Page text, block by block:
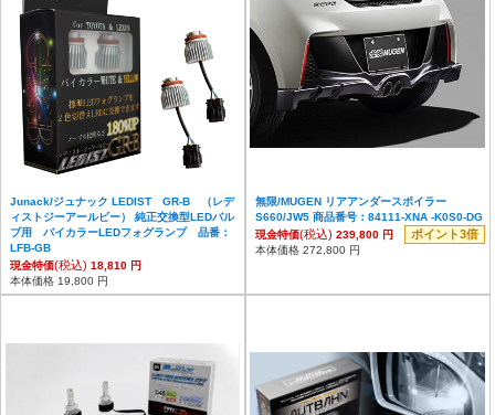
Junack/ジュナック LEDIST GR-B （レデ
ィストジーアールビー） 純正交換型LEDバル
ブ用 バイカラーLEDフォグランプ 品番：
LFB-GB
現金特価(税込) 18,810 円
本体価格 19,800 円
無限/MUGEN リアアンダースポイラー
S660/JW5 商品番号：84111-XNA -K0S0-DG
現金特価(税込) 239,800 円 ポイント3倍
本体価格 272,800 円